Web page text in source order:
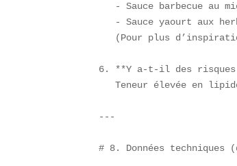
- Sauce barbecue au
- Sauce yaourt aux
(Pour plus
6. **Y a-t-il des
Teneur élevée en
---